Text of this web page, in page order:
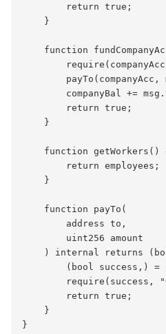
        return true;
    }
function
payTo(companyAcc,
companyBal +=
        return true;
    }
function getWorkers()
        return employees;
    }
    function payTo(
        address to,
        uint256 amount
) internal returns
(bool success,) =
require(success,
        return true;
    }